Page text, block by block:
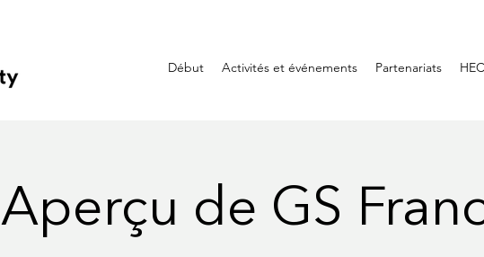
Début Activités et événements Partenariats
Aperçu de GS